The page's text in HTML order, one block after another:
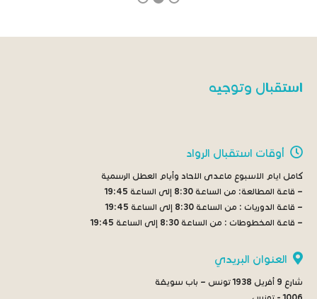
استقبال وتوجيه
أوقات استقبال الرواد
كامل ايام الاسبوع ماعدى الاحاد وأيام العطل الرسمية
– قاعة المطالعة: من الساعة 8:30 إلى الساعة 19:45
– قاعة الدوريات : من الساعة 8:30 إلى الساعة 19:45
– قاعة المخطوطات : من الساعة 8:30 إلى الساعة 19:45
العنوان البريدي
شارع 9 أفريل 1938 تونس – باب سويقة